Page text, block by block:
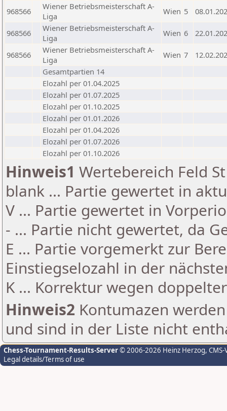
968566
Wiener Betriebsmeisterschaft A-
Liga
Wien 5
968566
Wiener Betriebsmeisterschaft A-
Liga
Wien 6
968566
Wiener Betriebsmeisterschaft A-
Liga
Wien 7
Gesamtpartien 14
Elozahl per 01.04.2025
Elozahl per 01.07.2025
Elozahl per 01.10.2025
Elozahl per 01.01.2026
Elozahl per 01.04.2026
Elozahl per 01.07.2026
Elozahl per 01.10.2026
Hinweis1 Wertebereich Feld
blank ... Partie gewertet in
V ... Partie gewertet in
- ... Partie nicht gewertet, da
E ... Partie vorgemerkt zur
Einstiegselozahl in der
K ... Korrektur wegen
Hinweis2 Kontumazen
und sind in der Liste nicht
Chess-Tournament-Results-Server© 2006-2026 Heinz Herzog,
Legal details/Terms of use